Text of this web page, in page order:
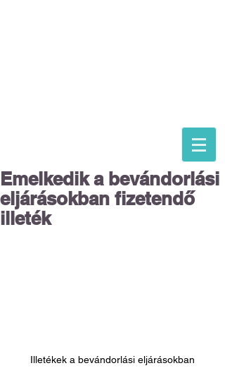
Emelkedik a bevándorlási
eljárásokban fizetendő
illeték
Illetékek a bevándorlási eljárásokban